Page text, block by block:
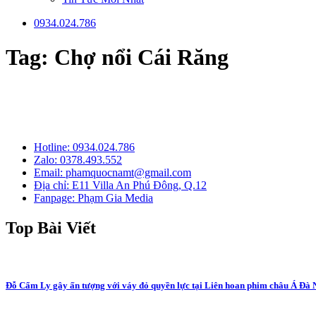
0934.024.786
Tag: Chợ nổi Cái Răng
Hotline: 0934.024.786
Zalo: 0378.493.552
Email: phamquocnamt@gmail.com
Địa chỉ: E11 Villa An Phú Đông, Q.12
Fanpage: Phạm Gia Media
Top Bài Viết
Đỗ Cẩm Ly gây ấn tượng với váy đỏ quyền lực tại Liên hoan phim châu Á Đà